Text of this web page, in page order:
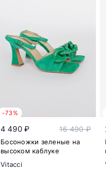
-73%
4 490 ₽ 16 490 ₽
Босоножки зеленые на
высоком каблуке
Vitacci